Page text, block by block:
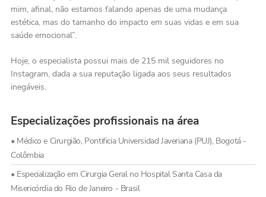
mim, afinal, não estamos falando apenas de uma mudança
estética, mas do tamanho do impacto em suas vidas e em sua
saúde emocional”.
Hoje, o especialista possui mais de 215 mil seguidores no
Instagram, dada a sua reputação ligada aos seus resultados
inegáveis.
Especializações profissionais na área
• Médico e Cirurgião, Pontificia Universidad Javeriana (PUJ), Bogotá -
Colômbia
• Especialização em Cirurgia Geral no Hospital Santa Casa da
Misericórdia do Rio de Janeiro - Brasil